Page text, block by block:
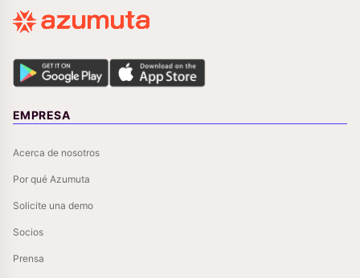
EMPRESA
Acerca de nosotros
Por qué Azumuta
Solicite una demo
Socios
Prensa